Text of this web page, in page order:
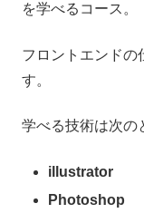
を学べるコース。
フロントエンドの
す。
学べる技術は次の
illustrator
Photoshop